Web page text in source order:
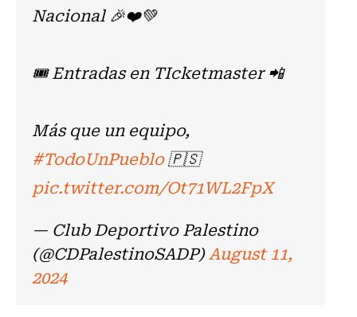
Nacional 🎉❤️💚
🎟️ Entradas en TIcketmaster 📲
Más que un equipo,
#TodoUnPueblo🇵🇸
pic.twitter.com/Ot71WL2FpX
— Club Deportivo Palestino
(@CDPalestinoSADP)August 11,
2024